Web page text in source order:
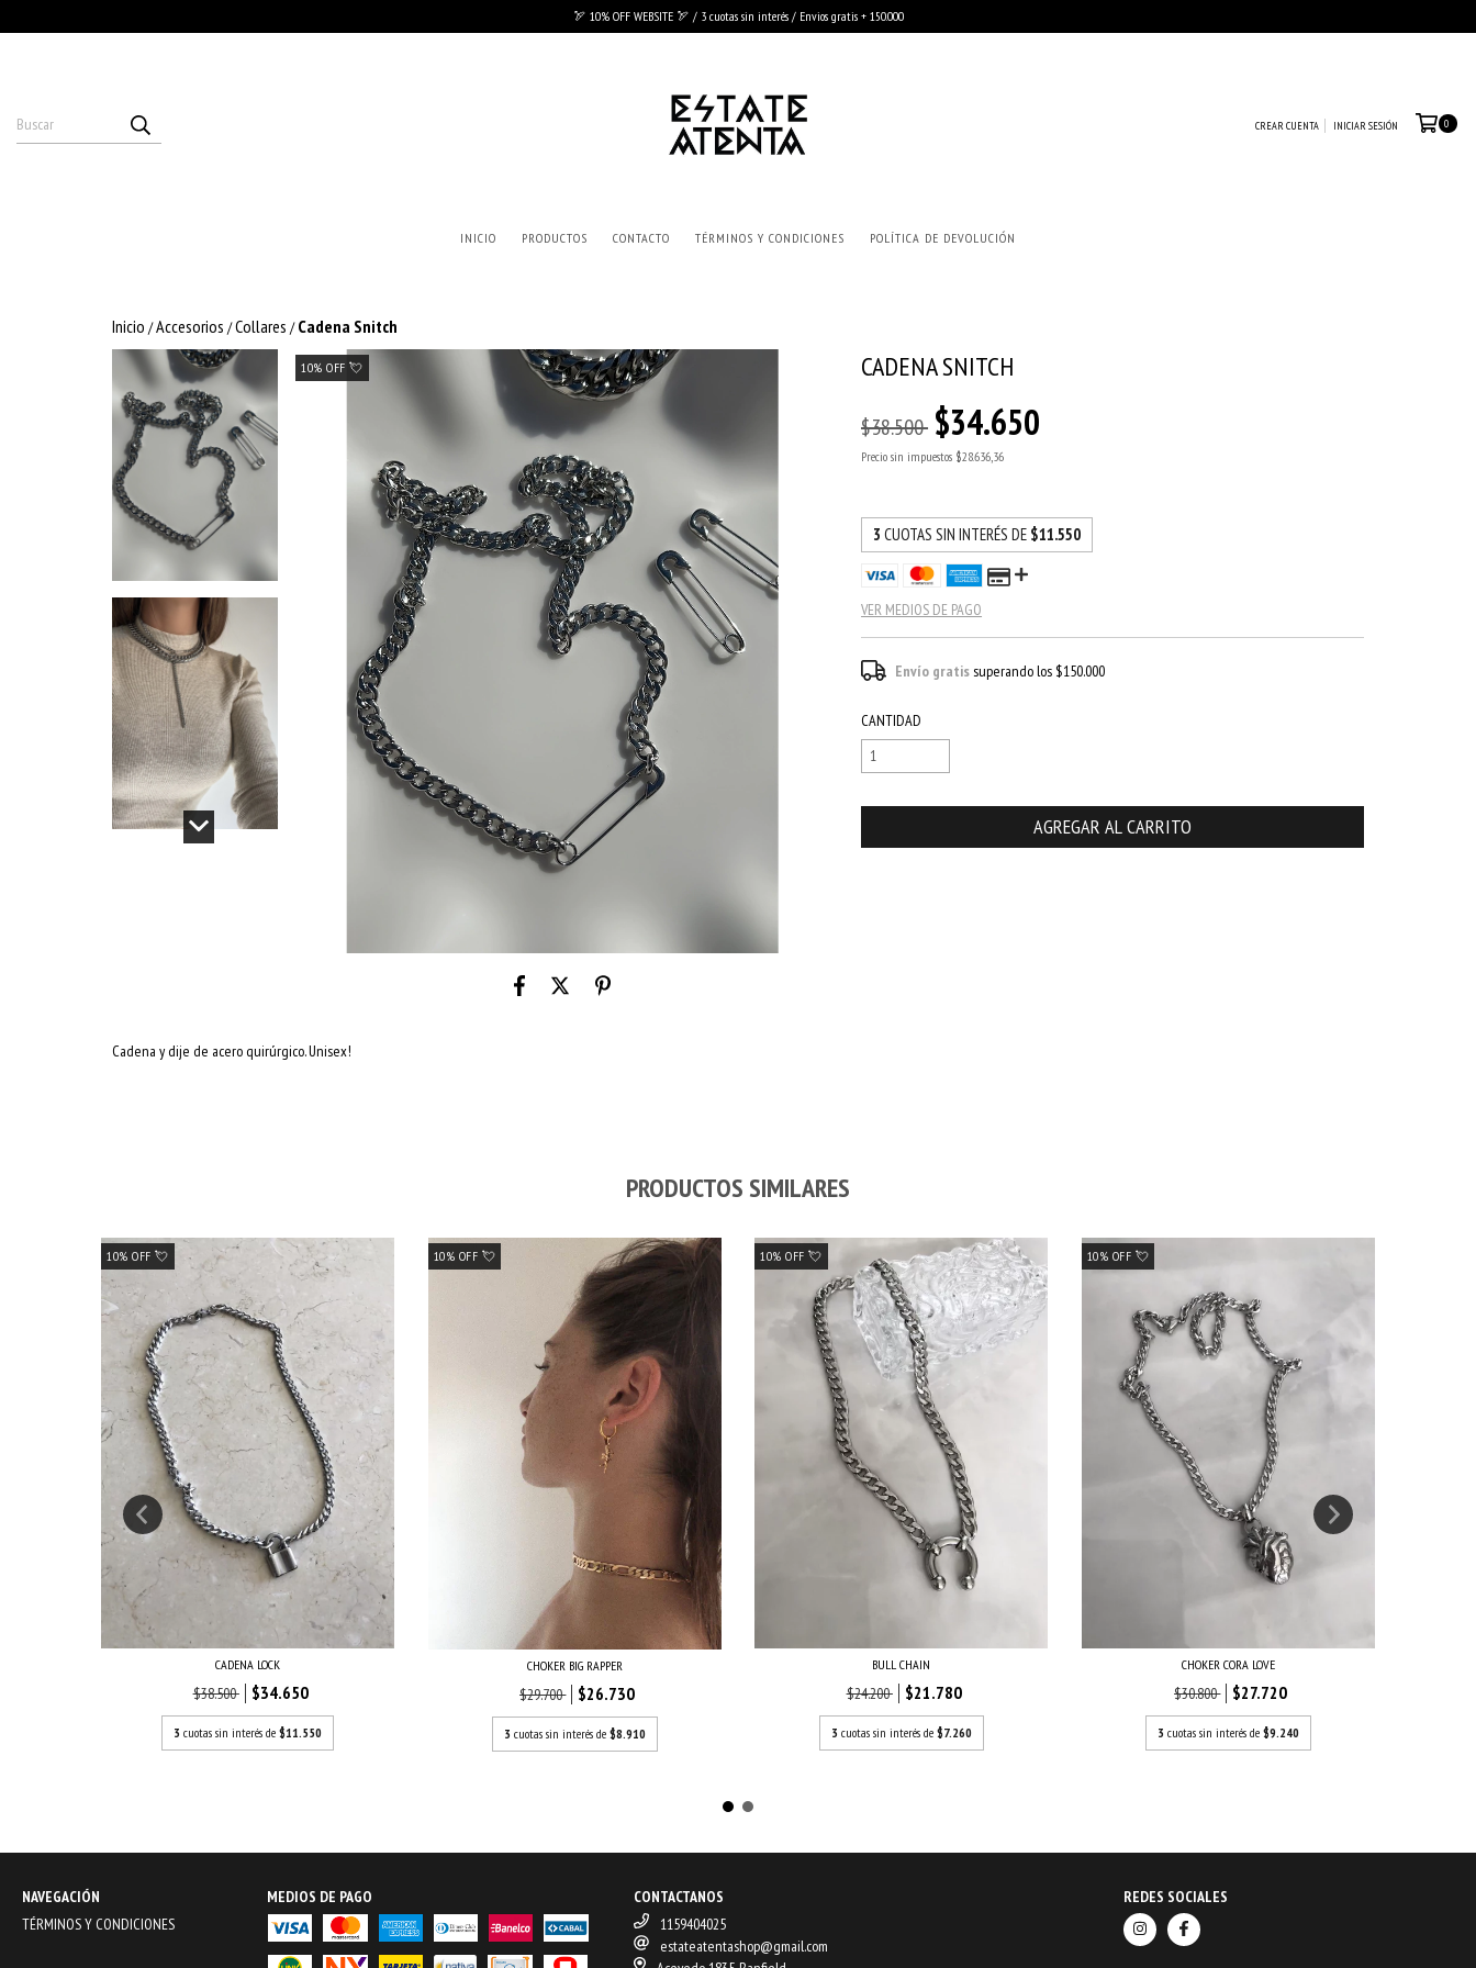
🏹 10% OFF WEBSITE 🏹 / 3 cuotas sin interés / Envios gratis + 150.000
CREAR CUENTA INICIAR SESIÓN 0
INICIO PRODUCTOS CONTACTO TÉRMINOS Y CONDICIONES POLÍTICA DE DEVOLUCIÓN
Inicio /Accesorios /Collares / Cadena Snitch
10% OFF 💘
Cadena y dije de acero quirúrgico. Unisex!
CADENA SNITCH
$38.500 $34.650
Precio sin impuestos $28.636,36
3 CUOTAS SIN INTERÉS DE $11.550
VER MEDIOS DE PAGO
Envío gratis superando los $150.000
CANTIDAD
PRODUCTOS SIMILARES
10% OFF 💘
CADENA LOCK
$38.500 $34.650
3 cuotas sin interés de$11.550
10% OFF 💘
CHOKER BIG RAPPER
$29.700 $26.730
3 cuotas sin interés de $8.910
10% OFF 💘
BULL CHAIN
$24.200 $21.780
3 cuotas sin interés de $7.260
10% OFF 💘
CHOKER CORA LOVE
$30.800 $27.720
3 cuotas sin interés de $9.240
NAVEGACIÓN
TÉRMINOS Y CONDICIONES
MEDIOS DE PAGO
CONTACTANOS
1159404025
estateatentashop@gmail.com
REDES SOCIALES